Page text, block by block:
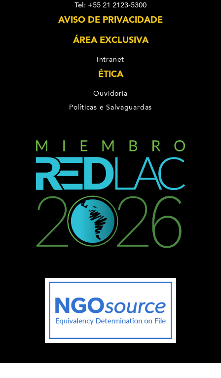
Tel: +55 21 2123-5300
AVISO DE PRIVACIDADE
ÁREA EXCLUSIVA
Intranet
ÉTICA
Ouvidoria
Políticas e Salvaguardas